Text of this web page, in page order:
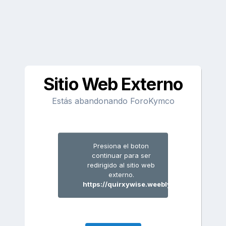
Sitio Web Externo
Estás abandonando ForoKymco
Presiona el boton
continuar para ser
redirigido al sitio web
externo.
https://quirxywise.weebly.com